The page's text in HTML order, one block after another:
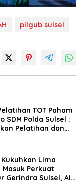
pilgub sulsel
TOT Paham
SDM Polda Sulsel :
Pelatihan dan
Kukuhkan Lima
Masuk Perkuat
Gerindra Sulsel, AIA